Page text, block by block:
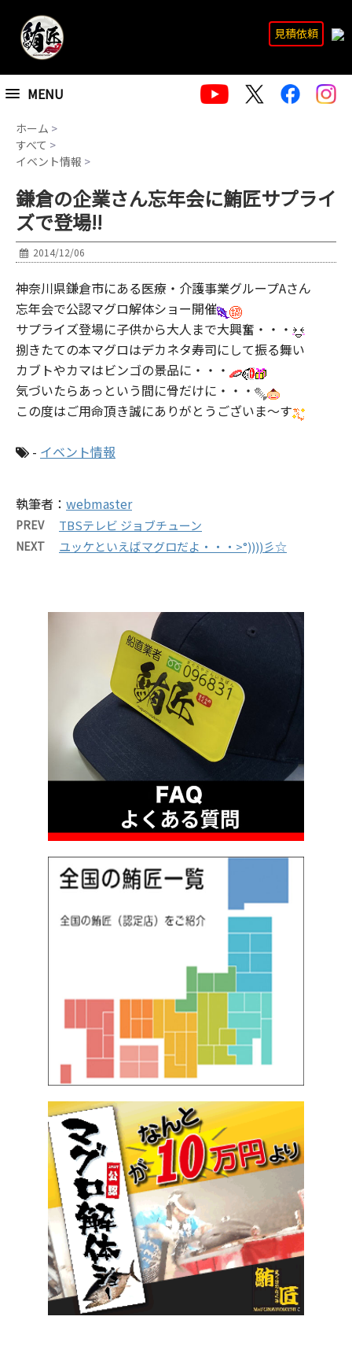
MENU
見積依頼
ホーム >
すべて >
イベント情報 >
鎌倉の企業さん忘年会に鮪匠サプライ
ズで登場!!
2014/12/06
神奈川県鎌倉市にある医療・介護事業グループAさん
忘年会で公認マグロ解体ショー開催
サプライズ登場に子供から大人まで大興奮・・・
捌きたての本マグロはデカネタ寿司にして振る舞い
カブトやカマはビンゴの景品に・・・
気づいたらあっという間に骨だけに・・・
この度はご用命頂き誠にありがとうございま～す
- イベント情報
執筆者： webmaster
PREV TBSテレビ ジョブチューン
NEXT ユッケといえばマグロだよ・・・>°))))彡☆